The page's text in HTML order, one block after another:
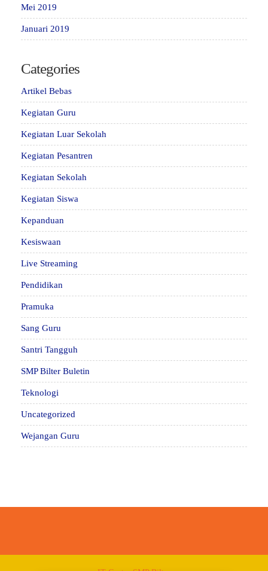
Mei 2019
Januari 2019
Categories
Artikel Bebas
Kegiatan Guru
Kegiatan Luar Sekolah
Kegiatan Pesantren
Kegiatan Sekolah
Kegiatan Siswa
Kepanduan
Kesiswaan
Live Streaming
Pendidikan
Pramuka
Sang Guru
Santri Tangguh
SMP Bilter Buletin
Teknologi
Uncategorized
Wejangan Guru